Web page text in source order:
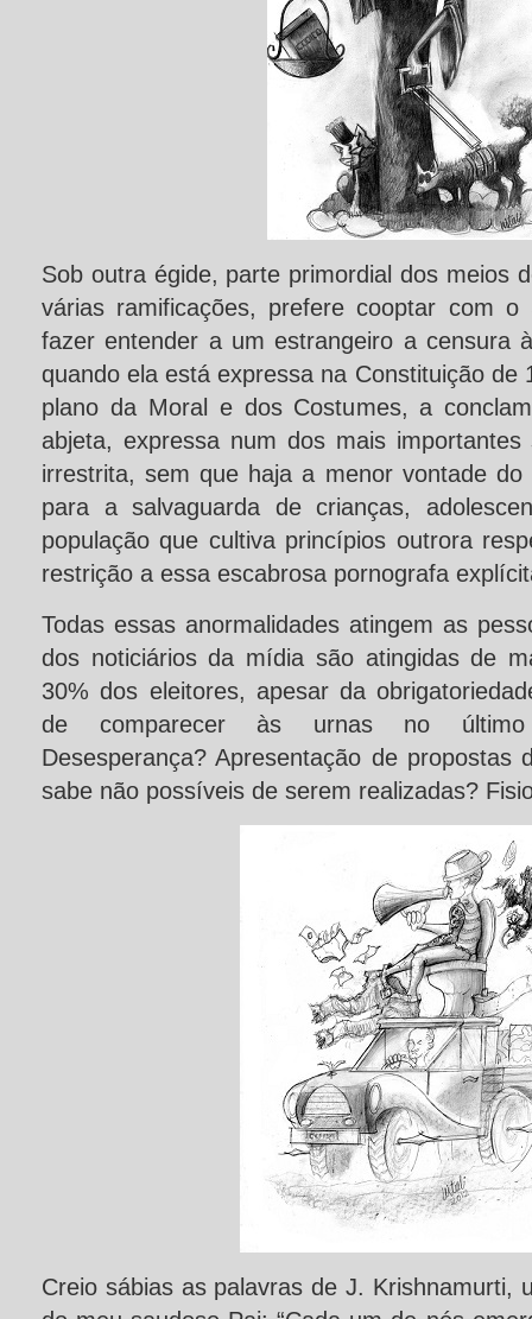
Sob outra égide, parte primordial dos meios
várias ramificações, prefere cooptar com o
fazer entender a um estrangeiro a censura
quando ela está expressa na Constituição de
plano da Moral e dos Costumes, a
abjeta, expressa num dos mais
irrestrita, sem que haja a menor vontade do
para a salvaguarda de crianças,
população que cultiva princípios outrora
restrição a essa escabrosa pornografa
Todas essas anormalidades atingem as
dos noticiários da mídia são atingidas de
30% dos eleitores, apesar da
de comparecer às urnas no último
Desesperança? Apresentação de propostas
sabe não possíveis de serem realizadas?
Creio sábias as palavras de J. Krishnamurti,